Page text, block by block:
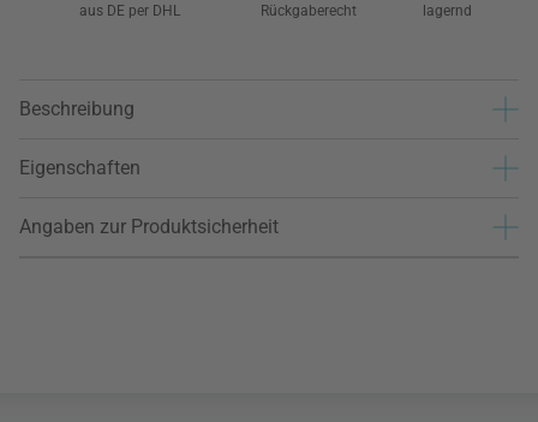
aus DE per DHL
Rückgaberecht
lagernd
Beschreibung
Eigenschaften
Angaben zur Produktsicherheit